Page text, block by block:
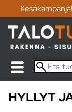
HYLLYT